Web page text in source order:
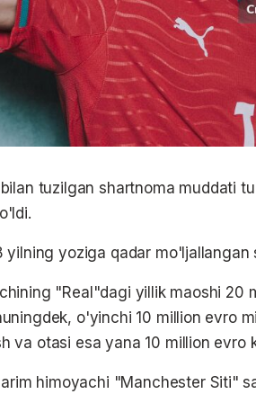
tuzilgan shartnoma muddati
yilning yoziga qadar mo'ljallangan
"Real"dagi yillik maoshi 20
o'yinchi 10 million evro
va otasi esa yana 10 million
himoyachi "Manchester Siti"